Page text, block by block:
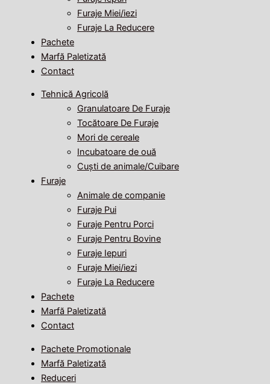
Furaje Miei/iezi
Furaje La Reducere
Pachete
Marfă Paletizată
Contact
Tehnică Agricolă
Granulatoare De Furaje
Tocătoare De Furaje
Mori de cereale
Incubatoare de ouă
Cuști de animale/Cuibare
Furaje
Animale de companie
Furaje Pui
Furaje Pentru Porci
Furaje Pentru Bovine
Furaje Iepuri
Furaje Miei/iezi
Furaje La Reducere
Pachete
Marfă Paletizată
Contact
Pachete Promotionale
Marfă Paletizată
Reduceri